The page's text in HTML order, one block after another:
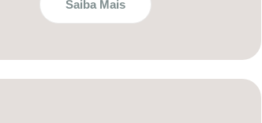
Saiba Mais